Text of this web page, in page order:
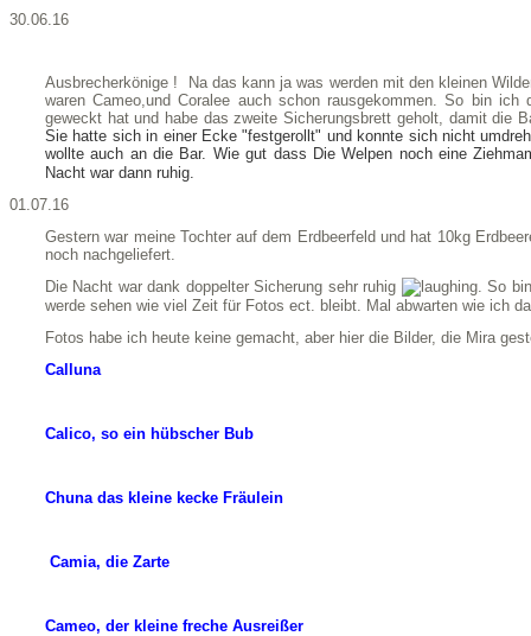
30.06.16
Ausbrecherkönige ! Na das kann ja was werden mit den kleinen
waren Cameo,und Coralee auch schon rausgekommen. So bin
geweckt hat und habe das zweite Sicherungsbrett geholt, damit die
Sie hatte sich in einer Ecke "festgerollt" und konnte sich nicht
wollte auch an die Bar. Wie gut dass Die Welpen noch eine
Nacht war dann ruhig.
01.07.16
Gestern war meine Tochter auf dem Erdbeerfeld und hat 10kg
noch nachgeliefert.
Die Nacht war dank doppelter Sicherung sehr ruhig
. So
werde sehen wie viel Zeit für Fotos ect. bleibt. Mal abwarten wie ich
Fotos habe ich heute keine gemacht, aber hier die Bilder, die Mira
Calluna
Calico, so ein hübscher Bub
Chuna das kleine kecke Fräulein
Camia, die Zarte
Cameo, der kleine freche Ausreißer